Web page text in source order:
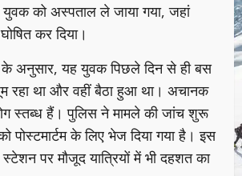
को अस्पताल ले जाया गया, जहां
कर दिया।
के अनुसार, यह युवक पिछले दिन से ही बस
रहा था और वहीं बैठा हुआ था। अचानक
स्तब्ध हैं। पुलिस ने मामले की जांच शुरू
पोस्टमार्टम के लिए भेज दिया गया है। इस
पर मौजूद यात्रियों में भी दहशत का